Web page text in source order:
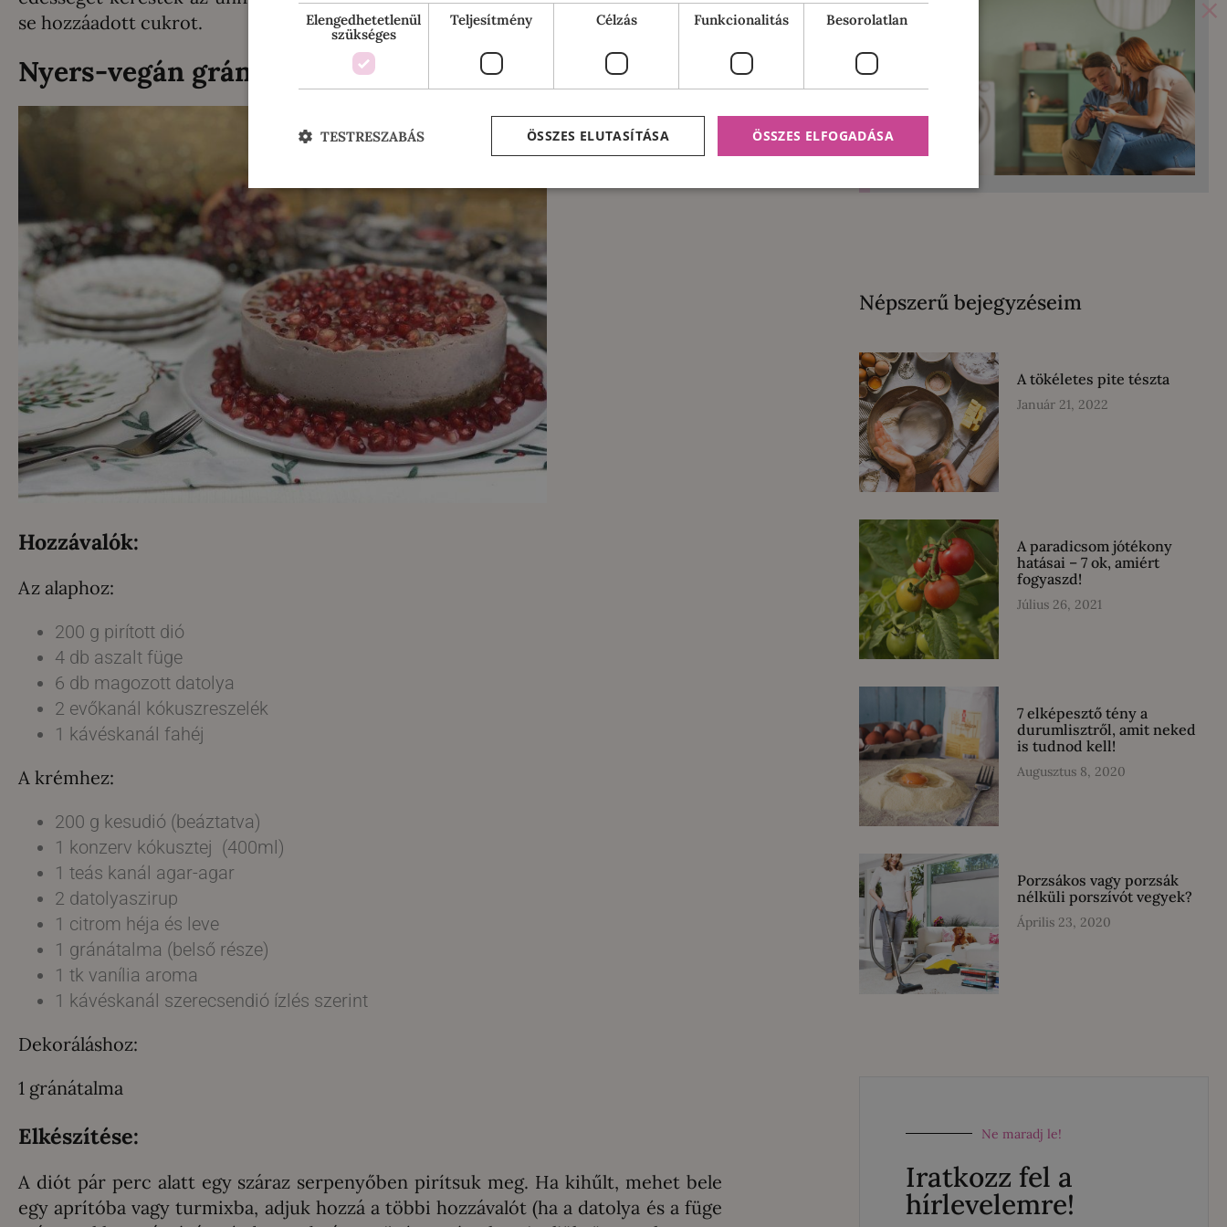
se hozzáadott cukrot.
Nyers-vegán gránátalma torta
Hozzávalók:
Az alaphoz:
200 g pirított dió
4 db aszalt füge
6 db magozott datolya
2 evőkanál kókuszreszelék
1 kávéskanál fahéj
A krémhez:
200 g kesudió (beáztatva)
1 konzerv kókusztej (400ml)
1 teás kanál agar-agar
2 datolyaszirup
1 citrom héja és leve
1 gránátalma (belső része)
1 tk vanília aroma
1 kávéskanál szerecsendió ízlés szerint
Dekoráláshoz:
1 gránátalma
Elkészítése:
A diót pár perc alatt egy száraz serpenyőben pirítsuk meg. Ha kihűlt, mehet bele
egy aprítóba vagy turmixba, adjuk hozzá a többi hozzávalót (ha a datolya és a füge
Népszerű bejegyzéseim
A tökéletes pite tészta
Január 21, 2022
A paradicsom jótékony
hatásai – 7 ok, amiért
fogyaszd!
Július 26, 2021
7 elképesztő tény a
durumlisztről, amit neked
is tudnod kell!
Augusztus 8, 2020
Porzsákos vagy porzsák
nélküli porszívót vegyek?
Április 23, 2020
Ne maradj le!
Iratkozz fel a
hírlevelemre!
Elengedhetetlenül
szükséges
Teljesítmény Célzás Funkcionalitás Besorolatlan
ÖSSZES ELFOGADÁSA
ÖSSZES ELUTASÍTÁSA
TESTRESZABÁS